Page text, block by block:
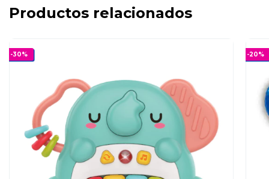
Productos relacionados
-30% -20%